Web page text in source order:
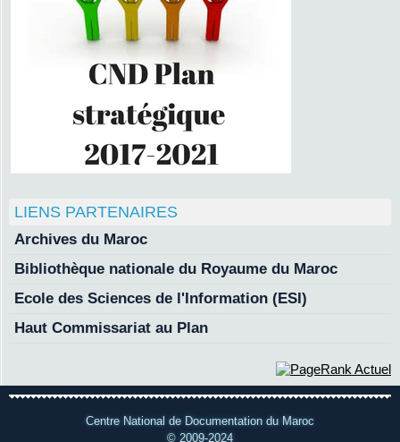
LIENS PARTENAIRES
Archives du Maroc
Bibliothèque nationale du Royaume du Maroc
Ecole des Sciences de l'Information (ESI)
Haut Commissariat au Plan
Centre National de Documentation du Maroc
© 2009-2024